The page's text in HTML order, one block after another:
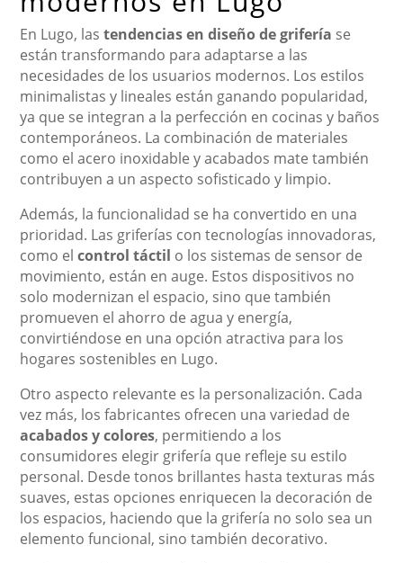
En Lugo, lastendencias en diseño de grifería se
están transformando para adaptarse a las
necesidades de los usuarios modernos. Los estilos
minimalistas y lineales están ganando popularidad,
ya que se integran a la perfección en cocinas y baños
contemporáneos. La combinación de materiales
como el acero inoxidable y acabados mate también
contribuyen a un aspecto sofisticado y limpio.
Además, la funcionalidad se ha convertido en una
prioridad. Las griferías con tecnologías innovadoras,
como elcontrol táctil o los sistemas de sensor de
movimiento, están en auge. Estos dispositivos no
solo modernizan el espacio, sino que también
promueven el ahorro de agua y energía,
convirtiéndose en una opción atractiva para los
hogares sostenibles en Lugo.
Otro aspecto relevante es la personalización. Cada
vez más, los fabricantes ofrecen una variedad de
acabados y colores, permitiendo a los
consumidores elegir grifería que refleje su estilo
personal. Desde tonos brillantes hasta texturas más
suaves, estas opciones enriquecen la decoración de
los espacios, haciendo que la grifería no solo sea un
elemento funcional, sino también decorativo.